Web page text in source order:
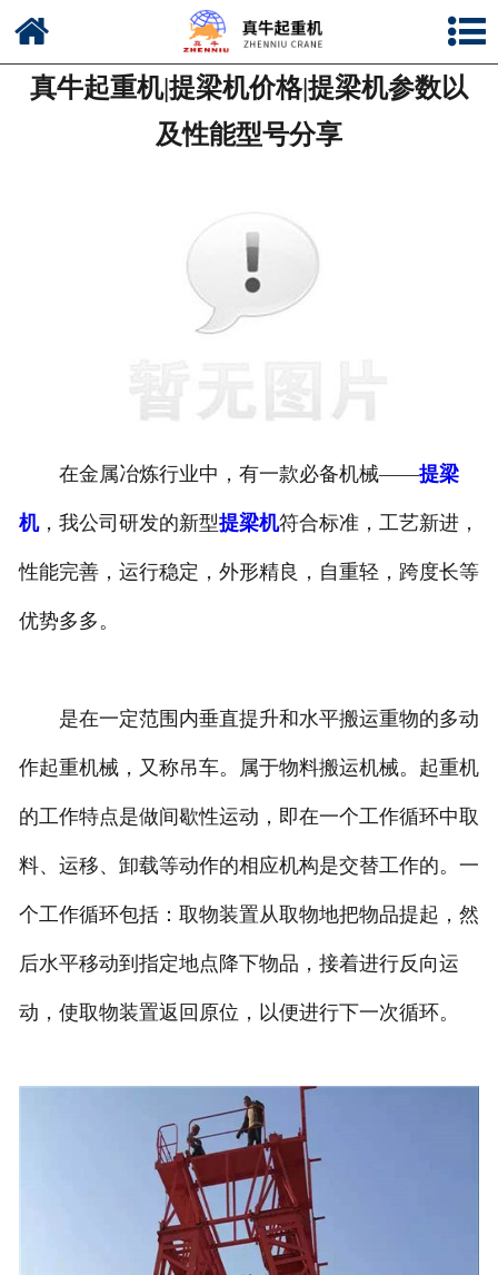
公司简介
新闻中心
真牛起重机|提梁机价格|提梁机参数以
及性能型号分享
在金属冶炼行业中，有一款必备机械——提梁
机，我公司研发的新型提梁机符合标准，工艺新进，
性能完善，运行稳定，外形精良，自重轻，跨度长等
优势多多。
是在一定范围内垂直提升和水平搬运重物的多动
作起重机械，又称吊车。属于物料搬运机械。起重机
的工作特点是做间歇性运动，即在一个工作循环中取
料、运移、卸载等动作的相应机构是交替工作的。一
个工作循环包括：取物装置从取物地把物品提起，然
后水平移动到指定地点降下物品，接着进行反向运
动，使取物装置返回原位，以便进行下一次循环。